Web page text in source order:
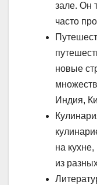
зале. Он
часто
новые
Индия,
на
из